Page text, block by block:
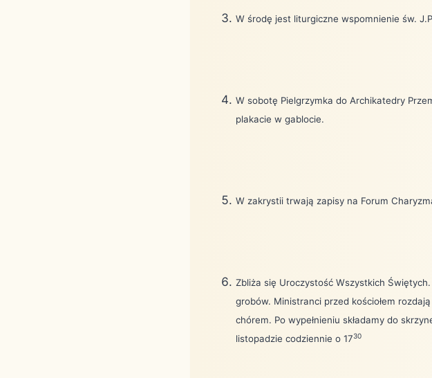
W środę jest liturgiczne wspomnienie św.
W sobotę Pielgrzymka do Archikatedry
plakacie w gablocie.
W zakrystii trwają zapisy na Forum
Zbliża się Uroczystość Wszystkich
grobów. Ministranci przed kościołem
chórem. Po wypełnieniu składamy do
listopadzie codziennie o 1730